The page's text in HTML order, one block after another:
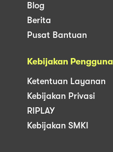
Blog
Berita
Pusat Bantuan
Kebijakan Pengguna
Ketentuan Layanan
Kebijakan Privasi
RIPLAY
Kebijakan SMKI